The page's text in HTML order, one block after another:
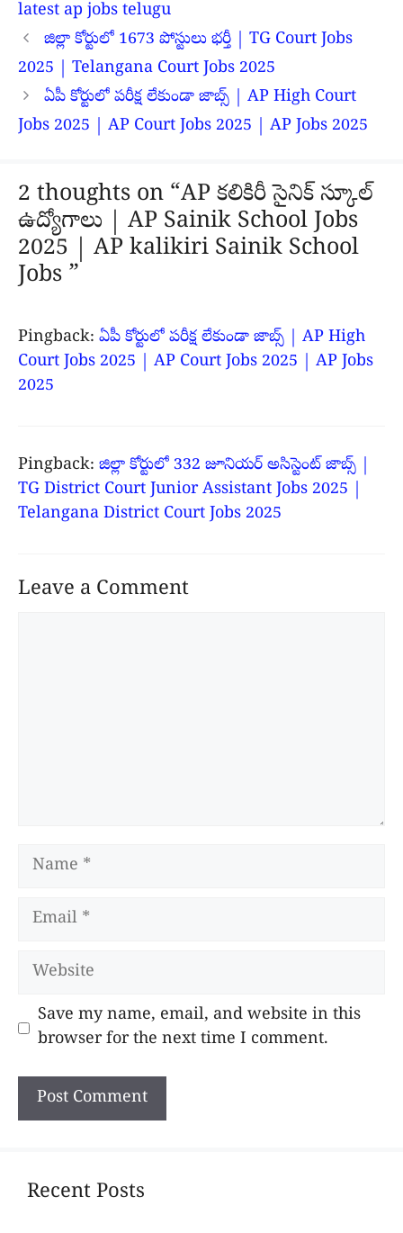
latest ap jobs telugu
జిల్లా కోర్టులో 1673 పోస్టులు భర్తీ | TG Court Jobs
2025 | Telangana Court Jobs 2025
ఏపీ కోర్టులో పరీక్ష లేకుండా జాబ్స్ | AP High Court
Jobs 2025 | AP Court Jobs 2025 | AP Jobs 2025
2 thoughts on “AP కలికిరీ సైనిక్ స్కూల్
ఉద్యోగాలు | AP Sainik School Jobs
2025 | AP kalikiri Sainik School
Jobs ”
Pingback: ఏపీ కోర్టులో పరీక్ష లేకుండా జాబ్స్ | AP High
Court Jobs 2025 | AP Court Jobs 2025 | AP Jobs
2025
Pingback: జిల్లా కోర్టులో 332 జూనియర్ అసిస్టెంట్ జాబ్స్ |
TG District Court Junior Assistant Jobs 2025 |
Telangana District Court Jobs 2025
Leave a Comment
Name
Email
Website
Save my name, email, and website in this
browser for the next time I comment.
Recent Posts